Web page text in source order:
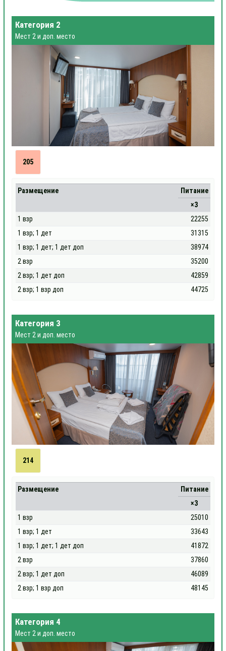
Категория 2
Мест 2 и доп. место
205
Размещение
Питание
×3
1 взр
22255
1 взр; 1 дет
31315
1 взр; 1 дет; 1 дет доп
38974
2 взр
35200
2 взр; 1 дет доп
42859
2 взр; 1 взр доп
44725
Категория 3
Мест 2 и доп. место
214
Размещение
Питание
×3
1 взр
25010
1 взр; 1 дет
33643
1 взр; 1 дет; 1 дет доп
41872
2 взр
37860
2 взр; 1 дет доп
46089
2 взр; 1 взр доп
48145
Категория 4
Мест 2 и доп. место